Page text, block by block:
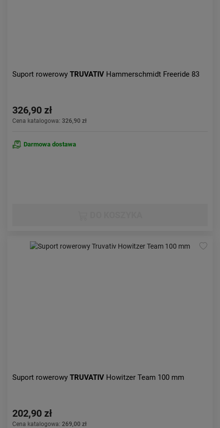
Suport rowerowy TRUVATIV Hammerschmidt Freeride 83
326,90 zł
Cena katalogowa: 326,90 zł
Darmowa dostawa
Suport rowerowy TRUVATIV Howitzer Team 100 mm
202,90 zł
Cena katalogowa: 269,00 zł